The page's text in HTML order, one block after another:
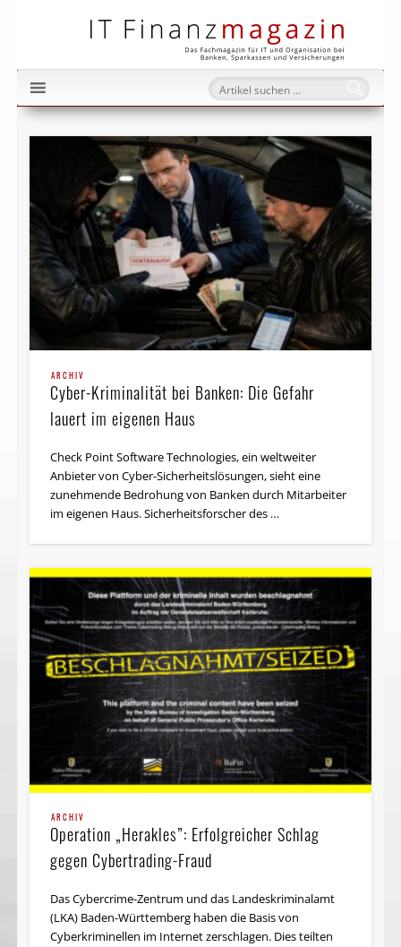
ARCHIV
Cyber-Kriminalität bei Banken: Die Gefahr
lauert im eigenen Haus
Check Point Software Technologies, ein weltweiter
Anbieter von Cyber-Sicherheitslösungen, sieht eine
zunehmende Bedrohung von Banken durch Mitarbeiter
im eigenen Haus. Sicherheitsforscher des …
ARCHIV
Operation „Herakles”: Erfolgreicher Schlag
gegen Cybertrading-Fraud
Das Cybercrime-Zentrum und das Landeskriminalamt
(LKA) Baden-Württemberg haben die Basis von
Cyberkriminellen im Internet zerschlagen. Dies teilten